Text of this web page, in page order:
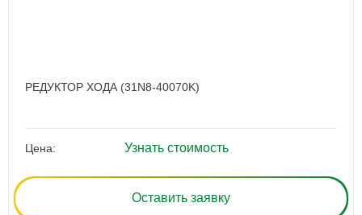
РЕДУКТОР ХОДА (31N8-40070K)
Цена: Узнать стоимость
Оставить заявку